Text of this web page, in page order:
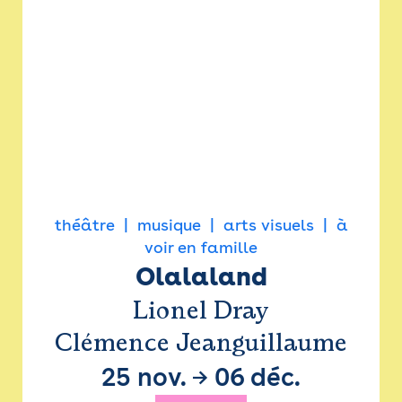
théâtre musique arts visuels
à
voir en famille
Olalaland
Lionel Dray
Clémence Jeanguillaume
25 nov. → 06 déc.